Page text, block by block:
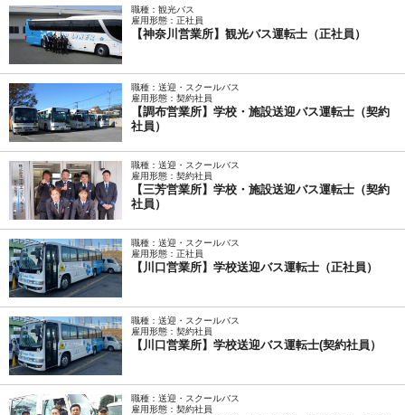
職種：観光バス
雇用形態：正社員
【神奈川営業所】観光バス運転士（正社員）
職種：送迎・スクールバス
雇用形態：契約社員
【調布営業所】学校・施設送迎バス運転士（契約
社員）
職種：送迎・スクールバス
雇用形態：契約社員
【三芳営業所】学校・施設送迎バス運転士（契約
社員）
職種：送迎・スクールバス
雇用形態：正社員
【川口営業所】学校送迎バス運転士（正社員）
職種：送迎・スクールバス
雇用形態：契約社員
【川口営業所】学校送迎バス運転士(契約社員）
職種：送迎・スクールバス
雇用形態：契約社員